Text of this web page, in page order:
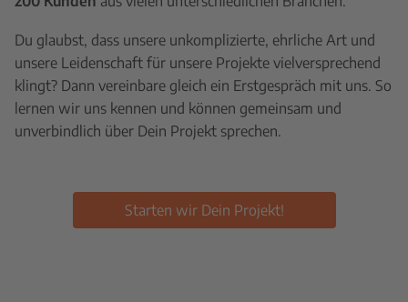
Du glaubst, dass unsere unkomplizierte, ehrliche Art und
unsere Leidenschaft für unsere Projekte vielversprechend
klingt? Dann vereinbare gleich ein Erstgespräch mit uns. So
lernen wir uns kennen und können gemeinsam und
unverbindlich über Dein Projekt sprechen.
Starten wir Dein Projekt!